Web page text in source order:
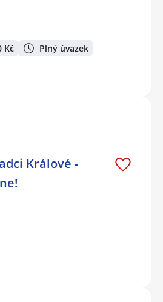
Kč Plný úvazek
Králové -